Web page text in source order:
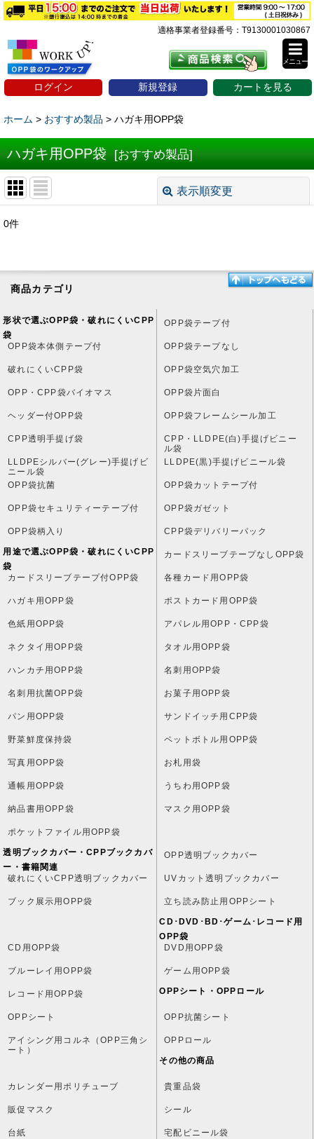
適格事業者登録番号：T9130001030867
ログイン 新規登録 カートを見る
メニュー
ホーム > おすすめ製品 > ハガキ用OPP袋
ハガキ用OPP袋 [おすすめ製品]
表示順変更
表示数
並び順:
絞り込む
0件
商品カテゴリ
形状で選ぶOPP袋・破れにくいCPP
袋
OPP袋テープ付
OPP袋本体側テープ付 OPP袋テープなし
破れにくいCPP袋 OPP袋空気穴加工
OPP・CPP袋バイオマス OPP袋片面白
ヘッダー付OPP袋 OPP袋フレームシール加工
CPP透明手提げ袋
CPP・LLDPE(白)手提げビニー
ル袋
LLDPEシルバー(グレー)手提げビ
ニール袋
LLDPE(黒)手提げビニール袋
OPP袋抗菌 OPP袋カットテープ付
OPP袋セキュリティーテープ付 OPP袋ガゼット
OPP袋柄入り CPP袋デリバリーパック
用途で選ぶOPP袋・破れにくいCPP
袋
カードスリーブテープなしOPP袋
カードスリーブテープ付OPP袋 各種カード用OPP袋
ハガキ用OPP袋 ポストカード用OPP袋
色紙用OPP袋 アパレル用OPP・CPP袋
ネクタイ用OPP袋 タオル用OPP袋
ハンカチ用OPP袋 名刺用OPP袋
名刺用抗菌OPP袋 お菓子用OPP袋
パン用OPP袋 サンドイッチ用CPP袋
野菜鮮度保持袋 ペットボトル用OPP袋
写真用OPP袋 お札用袋
通帳用OPP袋 うちわ用OPP袋
納品書用OPP袋 マスク用OPP袋
ポケットファイル用OPP袋
透明ブックカバー・CPPブックカバ
ー・書籍関連
OPP透明ブックカバー
破れにくいCPP透明ブックカバー UVカット透明ブックカバー
ブック展示用OPP袋 立ち読み防止用OPPシート
CD･DVD･BD･ゲーム･レコード用
OPP袋
CD用OPP袋
DVD用OPP袋
ブルーレイ用OPP袋 ゲーム用OPP袋
レコード用OPP袋 OPPシート・OPPロール
OPPシート OPP抗菌シート
アイシング用コルネ（OPP三角シ
ート）
OPPロール
その他の商品
カレンダー用ポリチューブ 貴重品袋
販促マスク シール
台紙 宅配ビニール袋